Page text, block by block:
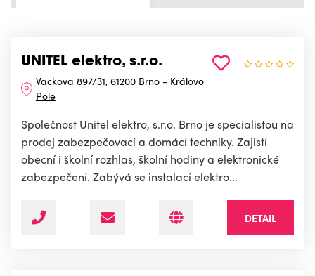
UNITEL elektro, s.r.o.
Vackova 897/31, 61200 Brno - Královo
Pole
Společnost Unitel elektro, s.r.o. Brno je specialistou na
prodej zabezpečovací a domácí techniky. Zajistí
obecní i školní rozhlas, školní hodiny a elektronické
zabezpečení. Zabývá se instalací elektro...
DETAIL